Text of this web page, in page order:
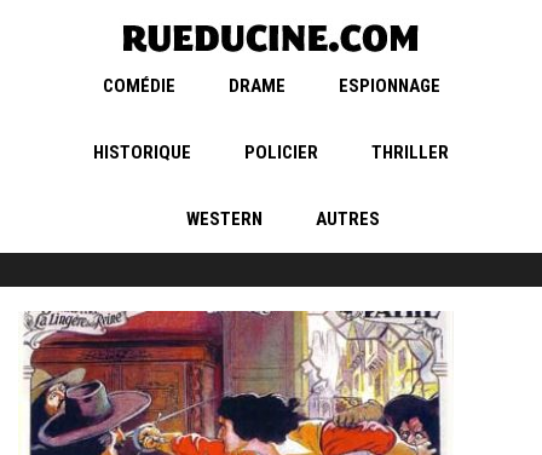
COMÉDIE DRAME ESPIONNAGE
HISTORIQUE POLICIER THRILLER
WESTERN AUTRES